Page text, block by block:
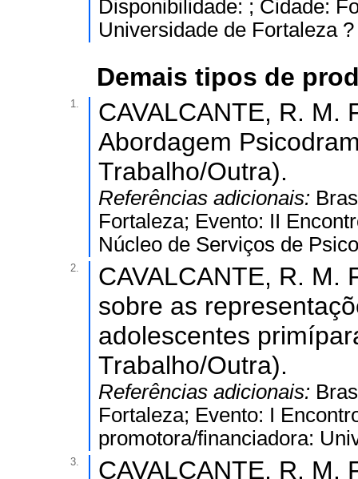
Disponibilidade: ; Cidade:
Universidade de Fortaleza
Demais tipos de
1.
CAVALCANTE, R. M.
Abordagem
Trabalho/Outra).
Referências adicionais:
Fortaleza; Evento: II
Núcleo de Serviços de
2.
CAVALCANTE, R. M.
sobre as
adolescentes
Trabalho/Outra).
Referências adicionais:
Fortaleza; Evento: I
promotora/financiadora:
3.
CAVALCANTE, R. M.